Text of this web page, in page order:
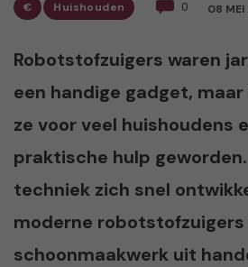
€ Huishouden 0 08
Robotstofzuigers waren
een handige gadget,
ze voor veel huishoudens
praktische hulp
techniek zich snel
moderne
schoonmaakwerk uit